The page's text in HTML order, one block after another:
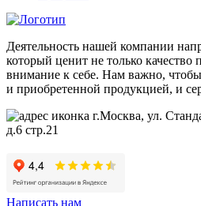
Деятельность нашей компании
который ценит не только качество
внимание к себе. Нам важно, чтобы
и приобретенной продукцией, и
г.Москва, ул.
д.6 стр.21
Написать нам